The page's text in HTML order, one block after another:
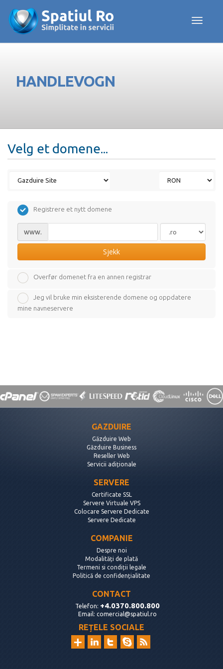
Toggle
HANDLEVOGN
Velg et domene...
Registrere et nytt domene
www.
Sjekk
Overfør domenet fra en annen registrar
Jeg vil bruke min eksisterende domene og oppdatere
mine navneservere
GAZDUIRE
Găzduire Web
Găzduire Business
Reseller Web
Servicii adiționale
SERVERE
Certificate SSL
Servere Virtuale VPS
Colocare Servere Dedicate
Servere Dedicate
COMPANIE
Despre noi
Modalități de plată
Termeni si condiții legale
Politică de confidențialitate
CONTACT
Telefon: +4.0370.800.800
Email: comercial@spatiul.ro
REȚELE SOCIALE